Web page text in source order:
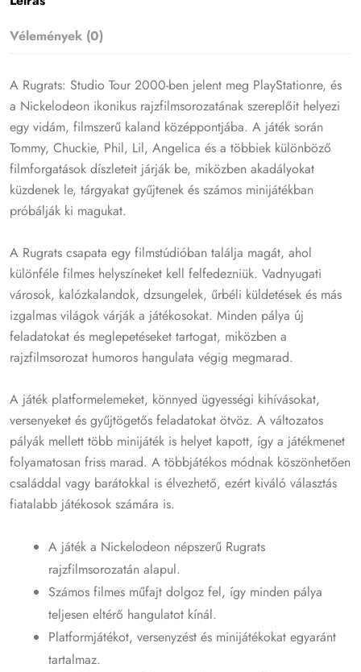
Vélemények (0)
A Rugrats: Studio Tour 2000-ben jelent meg PlayStationre, és
a Nickelodeon ikonikus rajzfilmsorozatának szereplőit helyezi
egy vidám, filmszerű kaland középpontjába. A játék során
Tommy, Chuckie, Phil, Lil, Angelica és a többiek különböző
filmforgatások díszleteit járják be, miközben akadályokat
küzdenek le, tárgyakat gyűjtenek és számos minijátékban
próbálják ki magukat.
A Rugrats csapata egy filmstúdióban találja magát, ahol
különféle filmes helyszíneket kell felfedezniük. Vadnyugati
városok, kalózkalandok, dzsungelek, űrbéli küldetések és más
izgalmas világok várják a játékosokat. Minden pálya új
feladatokat és meglepetéseket tartogat, miközben a
rajzfilmsorozat humoros hangulata végig megmarad.
A játék platformelemeket, könnyed ügyességi kihívásokat,
versenyeket és gyűjtögetős feladatokat ötvöz. A változatos
pályák mellett több minijáték is helyet kapott, így a játékmenet
folyamatosan friss marad. A többjátékos módnak köszönhetően
családdal vagy barátokkal is élvezhető, ezért kiváló választás
fiatalabb játékosok számára is.
A játék a Nickelodeon népszerű Rugrats
rajzfilmsorozatán alapul.
Számos filmes műfajt dolgoz fel, így minden pálya
teljesen eltérő hangulatot kínál.
Platformjátékot, versenyzést és minijátékokat egyaránt
tartalmaz.